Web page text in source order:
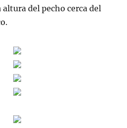
altura del pecho cerca del